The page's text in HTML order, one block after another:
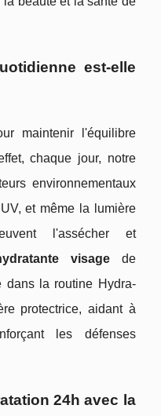
est-elle
maintenir l'équilibre
chaque jour, notre
environnementaux
et même la lumière
l'assécher et
visagede
dans la routine Hydra-
protectrice, aidant à
les défenses
24h avec la